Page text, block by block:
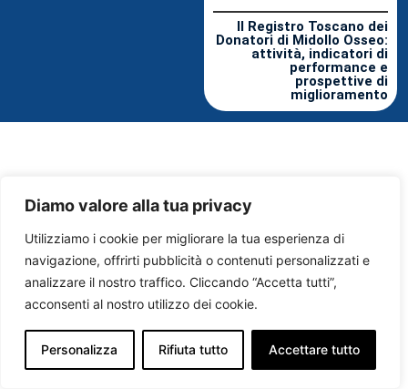
Diamo valore alla tua privacy
Utilizziamo i cookie per migliorare la tua esperienza di
navigazione, offrirti pubblicità o contenuti personalizzati e
analizzare il nostro traffico. Cliccando “Accetta tutti”,
acconsenti al nostro utilizzo dei cookie.
Personalizza Rifiuta tutto Accettare tutto
Il Registro Toscano dei
Donatori di Midollo Osseo:
attività, indicatori di
performance e
prospettive di
miglioramento